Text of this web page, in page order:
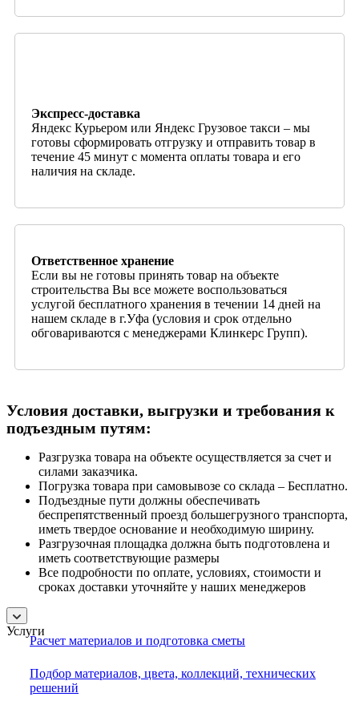
Экспресс-доставка
Яндекс Курьером или Яндекс Грузовое такси – мы
готовы сформировать отгрузку и отправить товар в
течение 45 минут с момента оплаты товара и его
наличия на складе.
Ответственное хранение
Если вы не готовы принять товар на объекте
строительства Вы все можете воспользоваться
услугой бесплатного хранения в течении 14 дней на
нашем складе в г.Уфа (условия и срок отдельно
обговариваются с менеджерами Клинкерс Групп).
Условия доставки, выгрузки и требования к
подъездным путям:
Разгрузка товара на объекте осуществляется за счет и
силами заказчика.
Погрузка товара при самовывозе со склада – Бесплатно.
Подъездные пути должны обеспечивать
беспрепятственный проезд большегрузного транспорта,
иметь твердое основание и необходимую ширину.
Разгрузочная площадка должна быть подготовлена и
иметь соответствующие размеры
Все подробности по оплате, условиях, стоимости и
сроках доставки уточняйте у наших менеджеров
Услуги
Расчет материалов и подготовка сметы
Подбор материалов, цвета, коллекций, технических
решений